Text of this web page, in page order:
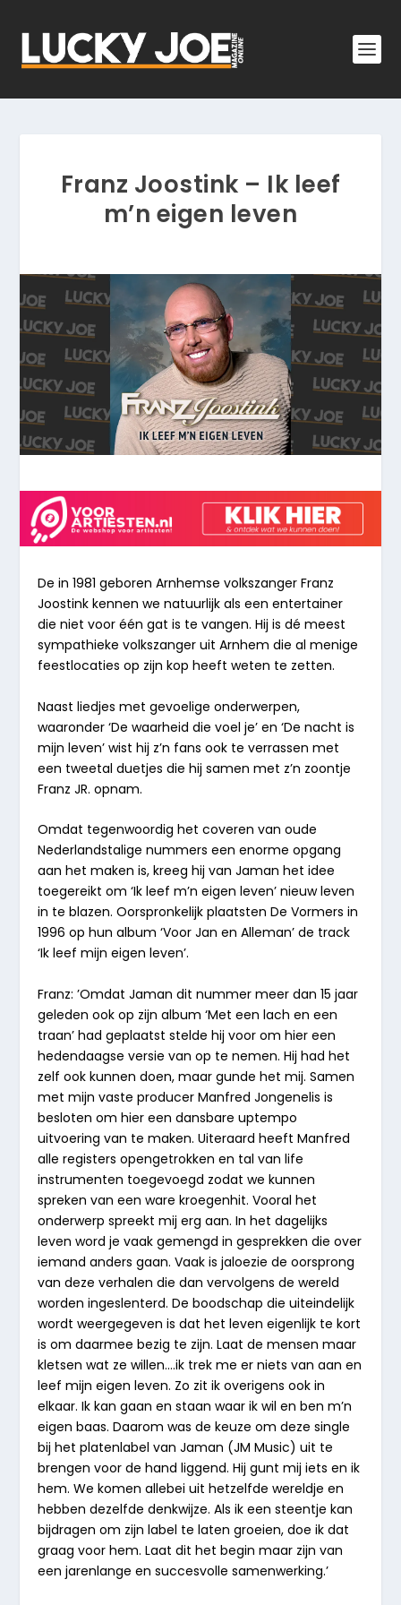
Franz Joostink – Ik leef
m’n eigen leven
De in 1981 geboren Arnhemse volkszanger Franz
Joostink kennen we natuurlijk als een entertainer
die niet voor één gat is te vangen. Hij is dé meest
sympathieke volkszanger uitArnhemdie al menige
feestlocaties op zijn kop heeft weten te zetten.
Naast liedjes met gevoelige onderwerpen,
waaronder ‘De waarheid die voel je’ en ‘De nacht is
mijn leven’ wist hij z’n fans ook te verrassen met
een tweetal duetjes die hij samen met z’n zoontje
Franz JR.opnam.
Omdat tegenwoordig het coveren van oude
Nederlandstalige nummers een enorme opgang
aan het maken is, kreeg hij van Jaman het idee
toegereikt om ‘Ik leef m’n eigen leven’ nieuw leven
in te blazen. Oorspronkelijk plaatstenDe Vormersin
1996 op hun album ‘Voor Jan en Alleman’ de track
‘Ik leef mijn eigen leven’.
Franz: ’OmdatJamandit nummer meer dan 15 jaar
geleden ook op zijn album ‘Met een lach en een
traan’ had geplaatst stelde hij voor om hier een
hedendaagse versie van op te nemen. Hij had het
zelf ook kunnen doen, maar gunde het mij. Samen
met mijn vaste producer Manfred Jongenelis is
besloten om hier een dansbare uptempo
uitvoering van te maken. Uiteraard heeft Manfred
alle registers opengetrokken en tal van life
instrumenten toegevoegd zodat we kunnen
spreken van een ware kroegenhit. Vooral het
onderwerp spreekt mij erg aan. In het dagelijks
leven word je vaak gemengd in gesprekken die over
iemand anders gaan. Vaak is jaloezie de oorsprong
van deze verhalen die dan vervolgens de wereld
worden ingeslenterd. De boodschap die uiteindelijk
wordt weergegeven is dat het leven eigenlijk te kort
is om daarmee bezig te zijn. Laat de mensen maar
kletsen wat ze willen….ik trek me er niets van aan en
leef mijn eigen leven. Zo zit ik overigens ook in
elkaar. Ik kan gaan en staan waar ik wil en ben m’n
eigen baas. Daarom was de keuze om deze single
bij het platenlabel van Jaman (JM Music) uit te
brengen voor de hand liggend. Hij gunt mij iets en ik
hem. We komen allebei uit hetzelfde wereldje en
hebben dezelfde denkwijze. Als ik een steentje kan
bijdragen om zijn label te laten groeien, doe ik dat
graag voor hem. Laat dit het begin maar zijn van
een jarenlange en succesvolle samenwerking.’